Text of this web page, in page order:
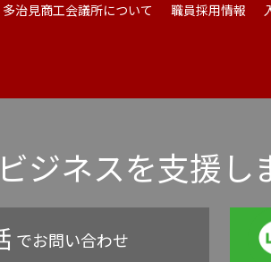
多治見商工会議所について 職員採用情報
ジネスを支援し
でお問い合わせ